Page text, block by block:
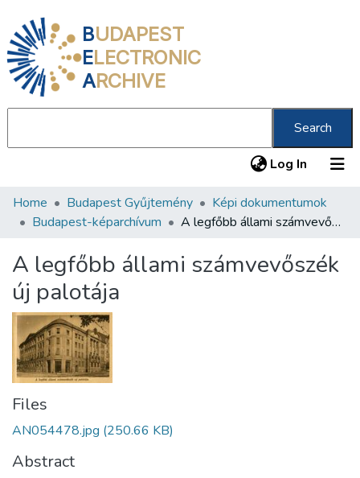
BUDAPEST
ELECTRONIC
ARCHIVE
Search
Log In (current)
Communities & Collections
Statistics
About us
Home Budapest Gyűjtemény
Képi dokumentumok
Budapest-képarchívum
A legfőbb állami számvevőszék új palotája
A legfőbb állami számvevőszék
új palotája
Files
AN054478.jpg (250.66 KB)
Abstract